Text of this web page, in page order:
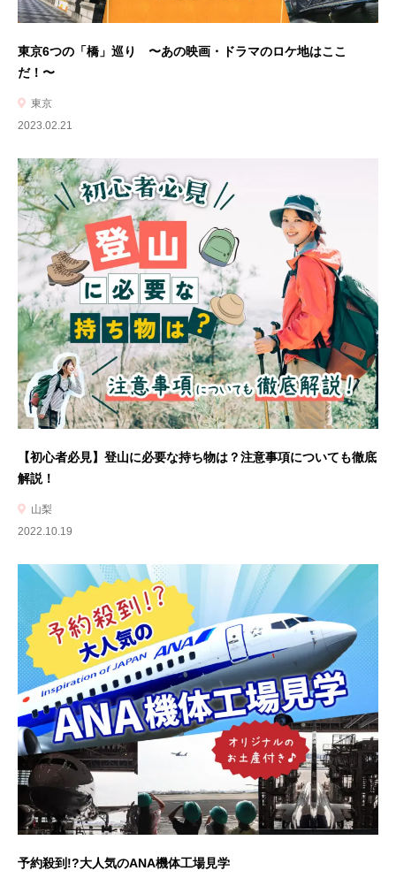
東京6つの「橋」巡り 〜あの映画・ドラマのロケ地はここ
だ！〜
東京
2023.02.21
【初心者必見】登山に必要な持ち物は？注意事項についても徹底
解説！
山梨
2022.10.19
予約殺到!?大人気のANA機体工場見学